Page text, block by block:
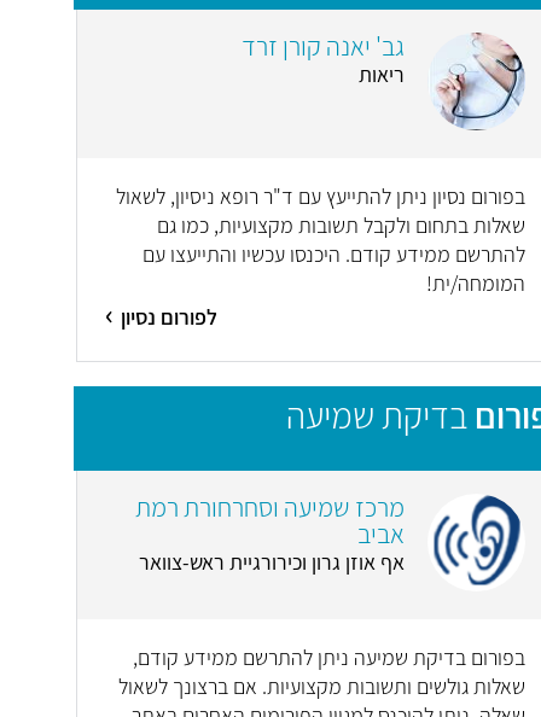
גב' יאנה קורן זרד
ריאות
בפורום נסיון ניתן להתייעץ עם ד"ר רופא ניסיון, לשאול
שאלות בתחום ולקבל תשובות מקצועיות, כמו גם
להתרשם ממידע קודם. היכנסו עכשיו והתייעצו עם
המומחה/ית!
לפורום נסיון
בדיקת שמיעה
מרכז שמיעה וסחרחורת רמת
אביב
אף אוזן גרון וכירורגיית ראש-צוואר
בפורום בדיקת שמיעה ניתן להתרשם ממידע קודם,
שאלות גולשים ותשובות מקצועיות. אם ברצונך לשאול